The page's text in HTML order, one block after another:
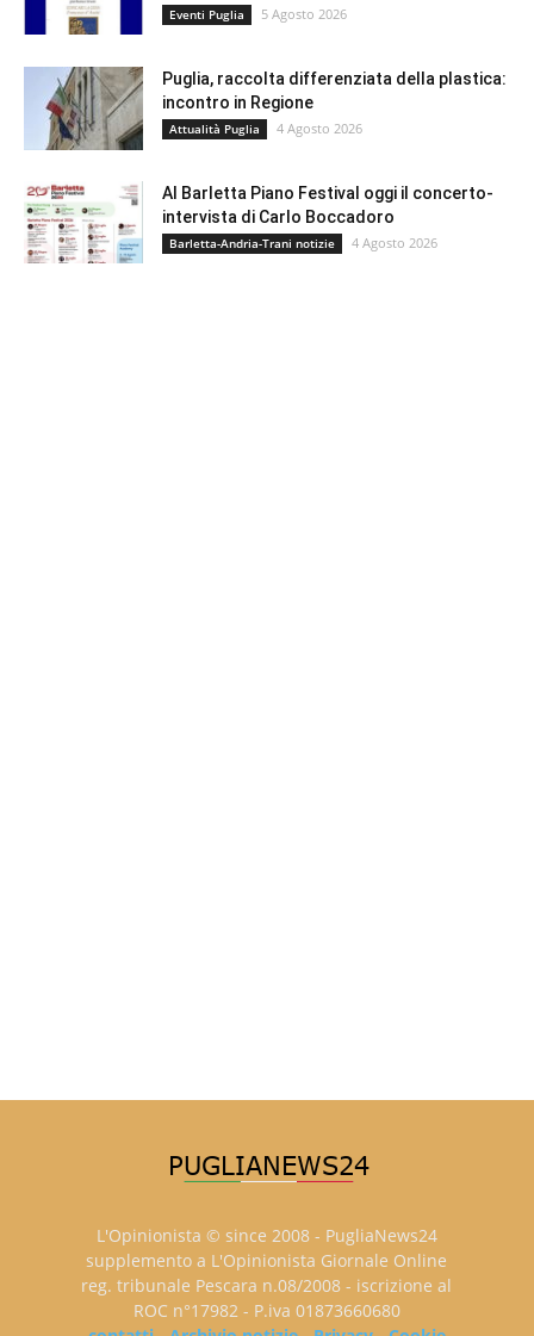
Eventi Puglia 5 Agosto 2026
Puglia, raccolta differenziata della plastica:
incontro in Regione
Attualità Puglia 4 Agosto 2026
Al Barletta Piano Festival oggi il concerto-
intervista di Carlo Boccadoro
Barletta-Andria-Trani notizie 4 Agosto 2026
L'Opinionista © since 2008 - PugliaNews24
supplemento a L'Opinionista Giornale Online
reg. tribunale Pescara n.08/2008 - iscrizione al
ROC n°17982 - P.iva 01873660680